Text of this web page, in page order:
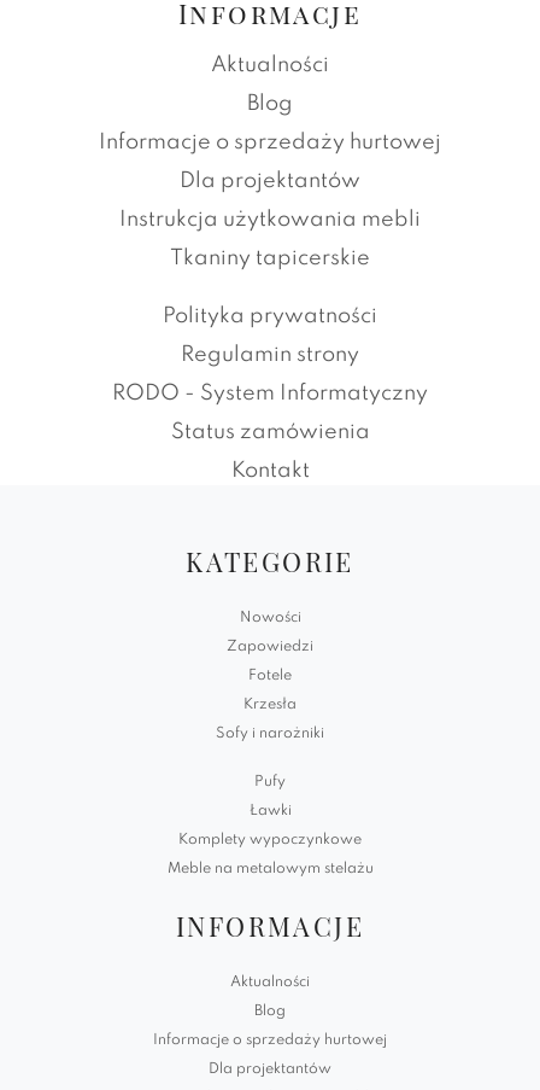
Informacje
Aktualności
Blog
Informacje o sprzedaży hurtowej
Dla projektantów
Instrukcja użytkowania mebli
Tkaniny tapicerskie
Polityka prywatności
Regulamin strony
RODO - System Informatyczny
Status zamówienia
Kontakt
KATEGORIE
Nowości
Zapowiedzi
Fotele
Krzesła
Sofy i narożniki
Pufy
Ławki
Komplety wypoczynkowe
Meble na metalowym stelażu
INFORMACJE
Aktualności
Blog
Informacje o sprzedaży hurtowej
Dla projektantów